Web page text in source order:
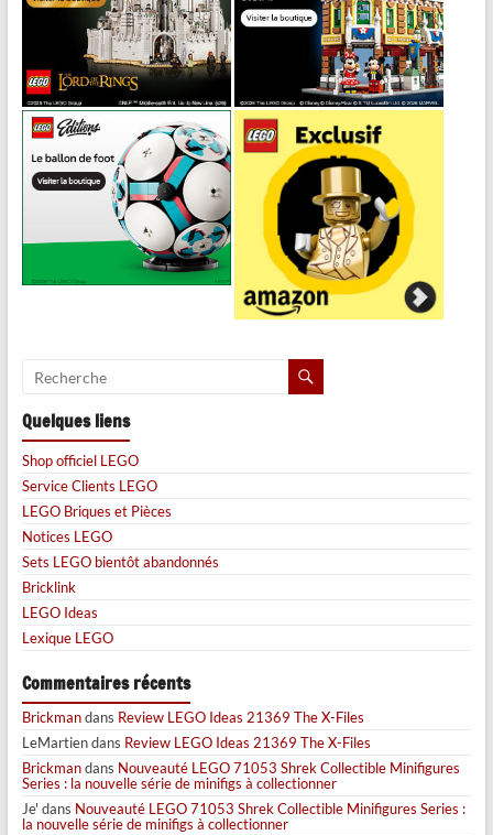
Quelques liens
Shop officiel LEGO
Service Clients LEGO
LEGO Briques et Pièces
Notices LEGO
Sets LEGO bientôt abandonnés
Bricklink
LEGO Ideas
Lexique LEGO
Commentaires récents
Brickmandans Review LEGO Ideas 21369 The X-Files
LeMartiendans Review LEGO Ideas 21369 The X-Files
Brickmandans Nouveauté LEGO 71053 Shrek Collectible Minifigures
Series : la nouvelle série de minifigs à collectionner
Je' dans Nouveauté LEGO 71053 Shrek Collectible Minifigures Series :
la nouvelle série de minifigs à collectionner